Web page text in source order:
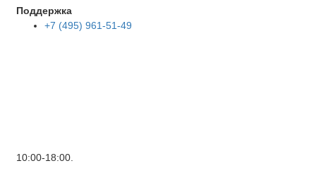
Поддержка
+7 (495) 961-51-49
10:00-18:00.